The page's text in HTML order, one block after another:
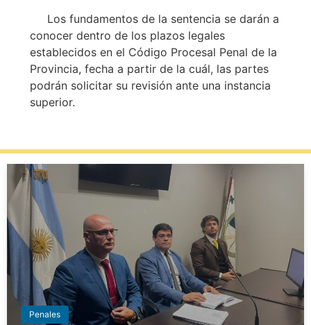
Los fundamentos de la sentencia se darán a
conocer dentro de los plazos legales
establecidos en el Código Procesal Penal de la
Provincia, fecha a partir de la cuál, las partes
podrán solicitar su revisión ante una instancia
superior.
Penales